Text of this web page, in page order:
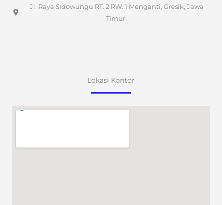
Jl. Raya Sidowungu RT. 2 RW. 1 Menganti, Gresik, Jawa
Timur.
Lokasi Kantor